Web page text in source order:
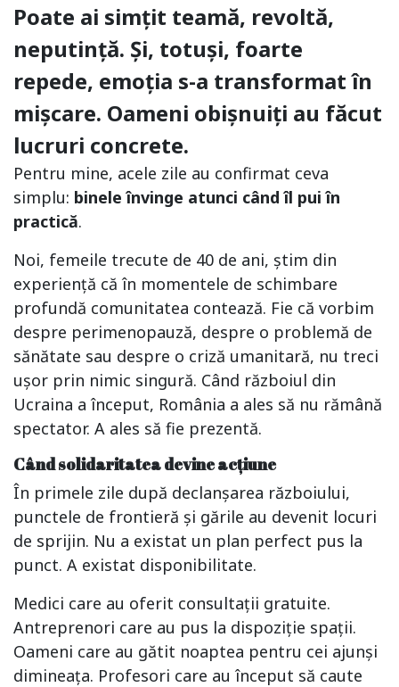
Poate ai simțit teamă, revoltă,
neputință. Și, totuși, foarte
repede, emoția s-a transformat în
mișcare. Oameni obișnuiți au făcut
lucruri concrete.
Pentru mine, acele zile au confirmat ceva
simplu: binele învinge atunci când îl pui în
practică.
Noi, femeile trecute de 40 de ani, știm din
experiență că în momentele de schimbare
profundă comunitatea contează. Fie că vorbim
despre perimenopauză, despre o problemă de
sănătate sau despre o criză umanitară, nu treci
ușor prin nimic singură. Când războiul din
Ucraina a început, România a ales să nu rămână
spectator. A ales să fie prezentă.
Când solidaritatea devine acțiune
În primele zile după declanșarea războiului,
punctele de frontieră și gările au devenit locuri
de sprijin. Nu a existat un plan perfect pus la
punct. A existat disponibilitate.
Medici care au oferit consultații gratuite.
Antreprenori care au pus la dispoziție spații.
Oameni care au gătit noaptea pentru cei ajunși
dimineața. Profesori care au început să caute